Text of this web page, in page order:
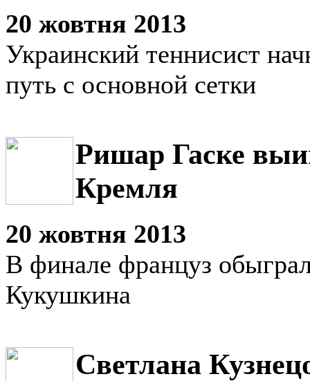
20 жовтня 2013
Украинский теннисист
путь с основной сетки
Ришар Гаске
Кремля
20 жовтня 2013
В финале француз
Кукушкина
Светлана